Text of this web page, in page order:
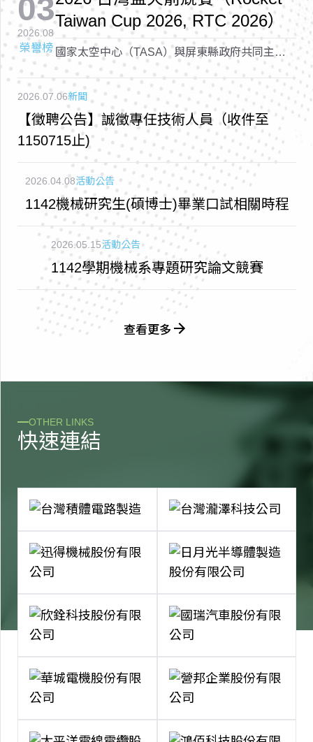
03
2026.08
榮譽榜
Taiwan Cup 2026, RTC 2026）
國家太空中心（TASA）與屏東縣政府共同主辦
的「2026 台灣盃火箭競賽（Rocket Taiwan Cup
2026, RTC 2026）
2026.07.06新聞
【徵聘公告】誠徵專任技術人員（收件至
1150715止)
2026.04.08活動公告
1142機械研究生(碩博士)畢業口試相關時程
2026.05.15活動公告
1142學期機械系專題研究論文競賽
查看更多
OTHER LINKS
快速連結